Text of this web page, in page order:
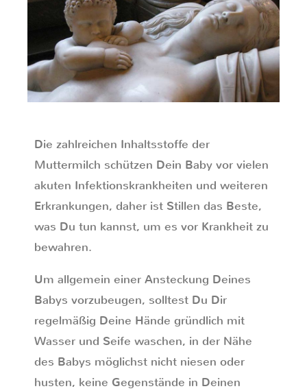
Die zahlreichen Inhaltsstoffe der
Muttermilch schützen Dein Baby vor vielen
akuten Infektionskrankheiten und weiteren
Erkrankungen, daher ist Stillen das Beste,
was Du tun kannst, um es vor Krankheit zu
bewahren.
Um allgemein einer Ansteckung Deines
Babys vorzubeugen, solltest Du Dir
regelmäßig Deine Hände gründlich mit
Wasser und Seife waschen, in der Nähe
des Babys möglichst nicht niesen oder
husten, keine Gegenstände in Deinen